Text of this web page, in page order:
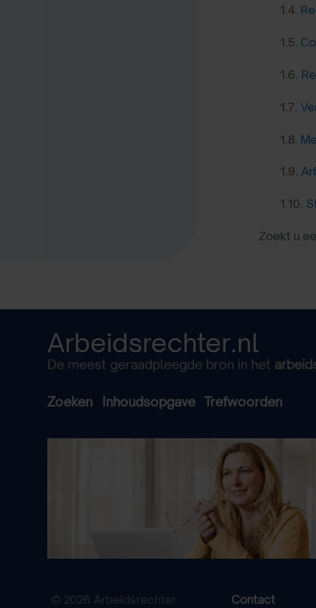
1.4.
1.5.
1.6.
1.7.
1.8.
1.9.
1.10.
Zoekt u
Arbeidsrechter.nl
De meest geraadpleegde bron in het
Zoeken Inhoudsopgave Trefwoorden
© 2026 Arbeidsrechter Contact